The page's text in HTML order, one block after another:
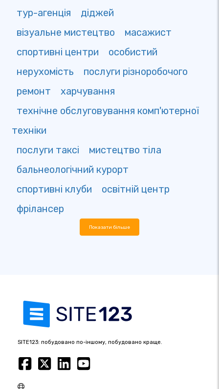
тур-агенція
діджей
візуальне мистецтво
масажист
спортивні центри
особистий
нерухомість
послуги різноробочого
ремонт
харчування
технічне обслуговування комп'ютерної
техніки
послуги таксі
мистецтво тіла
бальнеологічний курорт
спортивні клуби
освітній центр
фрілансер
Показати більше
SITE123: побудовано по-іншому, побудовано краще.